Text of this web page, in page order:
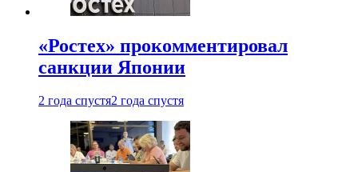
«Ростех» прокомментировал
санкции Японии
2 года спустя2 года спустя